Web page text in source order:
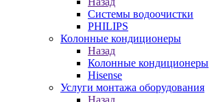
Системы водоочистки
PHILIPS
Колонные кондиционеры
Назад
Колонные кондиционеры
Hisense
Услуги монтажа оборудования
Назад